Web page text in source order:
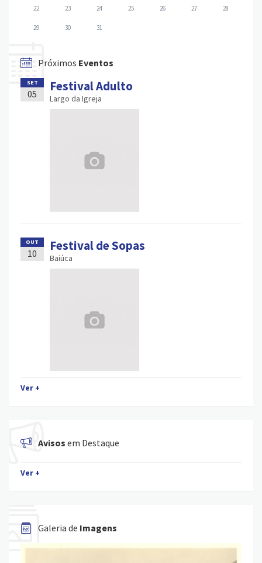
22 23 24 25 26 27 28
29 30 31
Próximos Eventos
SET
05 Festival Adulto
Largo da Igreja
OUT
10 Festival de Sopas
Baiúca
Ver +
Avisos em Destaque
Ver +
Galeria de Imagens